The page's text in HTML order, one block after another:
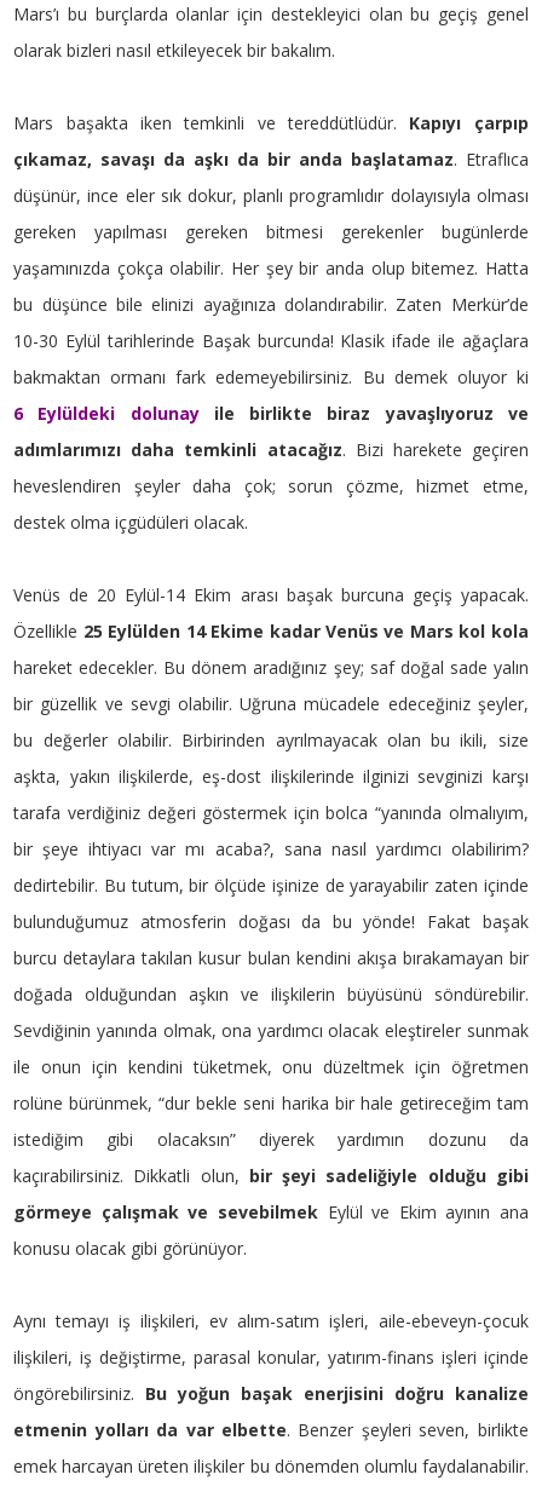
Mars’ı bu burçlarda olanlar için destekleyici olan bu geçiş genel
olarak bizleri nasıl etkileyecek bir bakalım.
Mars başakta iken temkinli ve tereddütlüdür. Kapıyı çarpıp
çıkamaz, savaşı da aşkı da bir anda başlatamaz. Etraflıca
düşünür, ince eler sık dokur, planlı programlıdır dolayısıyla olması
gereken yapılması gereken bitmesi gerekenler bugünlerde
yaşamınızda çokça olabilir. Her şey bir anda olup bitemez. Hatta
bu düşünce bile elinizi ayağınıza dolandırabilir. Zaten Merkür’de
10-30 Eylül tarihlerinde Başak burcunda! Klasik ifade ile ağaçlara
bakmaktan ormanı fark edemeyebilirsiniz. Bu demek oluyor ki
6 Eylüldeki dolunayile birlikte biraz yavaşlıyoruz ve
adımlarımızı daha temkinli atacağız. Bizi harekete geçiren
heveslendiren şeyler daha çok; sorun çözme, hizmet etme,
destek olma içgüdüleri olacak.
Venüs de 20 Eylül-14 Ekim arası başak burcuna geçiş yapacak.
Özellikle 25 Eylülden 14 Ekime kadar Venüs ve Mars kol kola
hareket edecekler. Bu dönem aradığınız şey; saf doğal sade yalın
bir güzellik ve sevgi olabilir. Uğruna mücadele edeceğiniz şeyler,
bu değerler olabilir. Birbirinden ayrılmayacak olan bu ikili, size
aşkta, yakın ilişkilerde, eş-dost ilişkilerinde ilginizi sevginizi karşı
tarafa verdiğiniz değeri göstermek için bolca “yanında olmalıyım,
bir şeye ihtiyacı var mı acaba?, sana nasıl yardımcı olabilirim?
dedirtebilir. Bu tutum, bir ölçüde işinize de yarayabilir zaten içinde
bulunduğumuz atmosferin doğası da bu yönde! Fakat başak
burcu detaylara takılan kusur bulan kendini akışa bırakamayan bir
doğada olduğundan aşkın ve ilişkilerin büyüsünü söndürebilir.
Sevdiğinin yanında olmak, ona yardımcı olacak eleştireler sunmak
ile onun için kendini tüketmek, onu düzeltmek için öğretmen
rolüne bürünmek, “dur bekle seni harika bir hale getireceğim tam
istediğim gibi olacaksın” diyerek yardımın dozunu da
kaçırabilirsiniz. Dikkatli olun, bir şeyi sadeliğiyle olduğu gibi
görmeye çalışmak ve sevebilmekEylül ve Ekim ayının ana
konusu olacak gibi görünüyor.
Aynı temayı iş ilişkileri, ev alım-satım işleri, aile-ebeveyn-çocuk
ilişkileri, iş değiştirme, parasal konular, yatırım-finans işleri içinde
öngörebilirsiniz. Bu yoğun başak enerjisini doğru kanalize
etmenin yolları da var elbette. Benzer şeyleri seven, birlikte
emek harcayan üreten ilişkiler bu dönemden olumlu faydalanabilir.